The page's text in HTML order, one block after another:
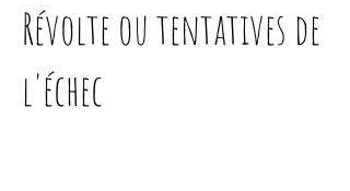
Révolte ou tentatives de
l'échec